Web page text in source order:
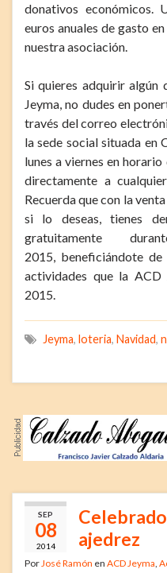
donativos
euros anuales de gasto
nuestra asociación.
Si quieres adquirir algún
Jeyma, no dudes en
través del correo
la sede social situada en
lunes a viernes en
directamente a
Recuerda que con la
si lo deseas, tienes
gratuitamente
2015, beneficiándote
actividades que la
2015.
Jeyma, loteria, Navidad,
SEP
08
2014
ajedrez
Por José Ramón en ACD Jeyma